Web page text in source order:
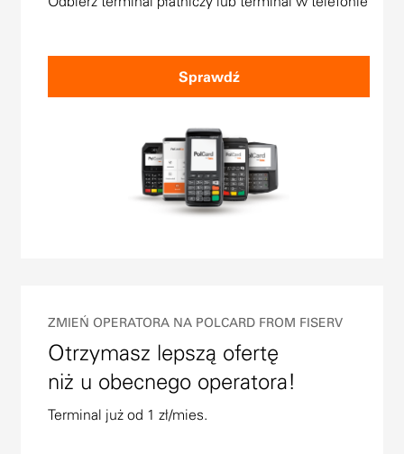
Sprawdź
ZMIEŃ OPERATORA NA POLCARD FROM FISERV
Otrzymasz lepszą ofertę
niż u obecnego operatora!
Terminal już od 1 zł/mies.